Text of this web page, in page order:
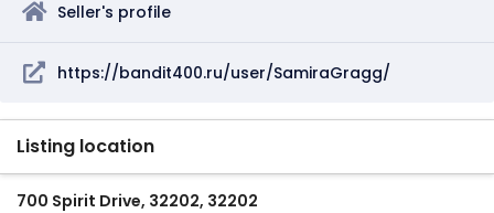
Seller's profile
https://bandit400.ru/user/SamiraGragg/
Listing location
700 Spirit Drive, 32202, 32202